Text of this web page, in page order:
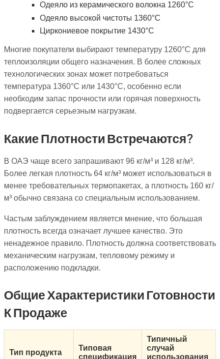
Одеяло из керамического волокна 1260°C
Одеяло высокой чистоты 1360°C
Циркониевое покрытие 1430°C
Многие покупатели выбирают температуру 1260°C для
теплоизоляции общего назначения. В более сложных
технологических зонах может потребоваться
температура 1360°C или 1430°C, особенно если
необходим запас прочности или горячая поверхность
подвергается серьезным нагрузкам.
Какие Плотности Встречаются?
В ОАЭ чаще всего запрашивают 96 кг/м³ и 128 кг/м³.
Более легкая плотность 64 кг/м³ может использоваться в
менее требовательных термопакетах, а плотность 160 кг/
м³ обычно связана со специальным использованием.
Частым заблуждением является мнение, что большая
плотность всегда означает лучшее качество. Это
ненадежное правило. Плотность должна соответствовать
механическим нагрузкам, тепловому режиму и
расположению подкладки.
Общие Характеристики Готовности
К Продаже
Тип продукта
Типовая
спецификация
Типичный
случай
использования